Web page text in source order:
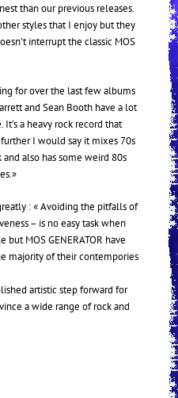
than our previous releases.
styles that I enjoy but they
interrupt the classic MOS
for over the last few albums
and Sean Booth have a lot
a heavy rock record that
I would say it mixes 70s
also has some weird 80s
: « Avoiding the pitfalls of
– is no easy task when
MOS GENERATOR have
majority of their contempories
artistic step forward for
a wide range of rock and